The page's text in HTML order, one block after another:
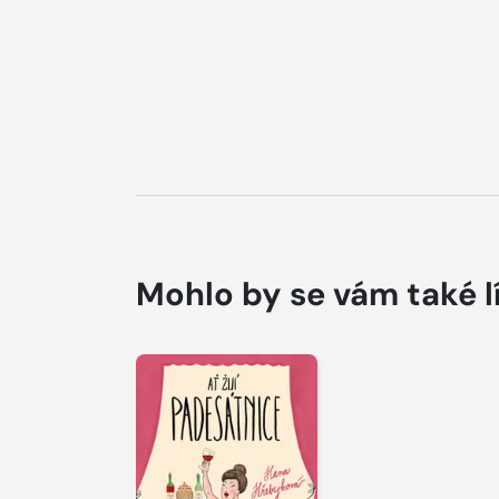
Mohlo by se vám také